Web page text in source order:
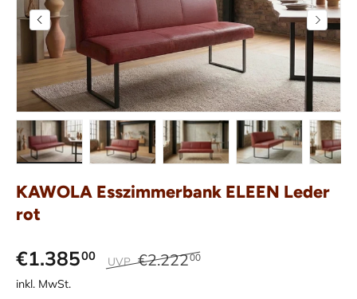
Vorherige Nächste
Bild 33 in Galerieansicht laden
Bild 34 in Galerieansicht laden
Bild 35 in Galerieansicht laden
Bild 36 in Bild 37
KAWOLA Esszimmerbank ELEEN Leder
rot
€1.38500 UVP €2.22200
inkl. MwSt.